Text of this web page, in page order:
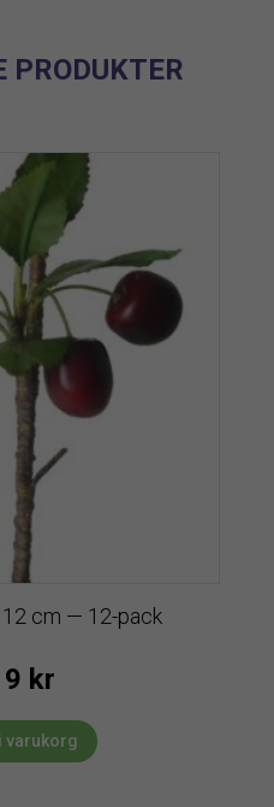
PRODUKTER
cm — 12-pack
kr
varukorg